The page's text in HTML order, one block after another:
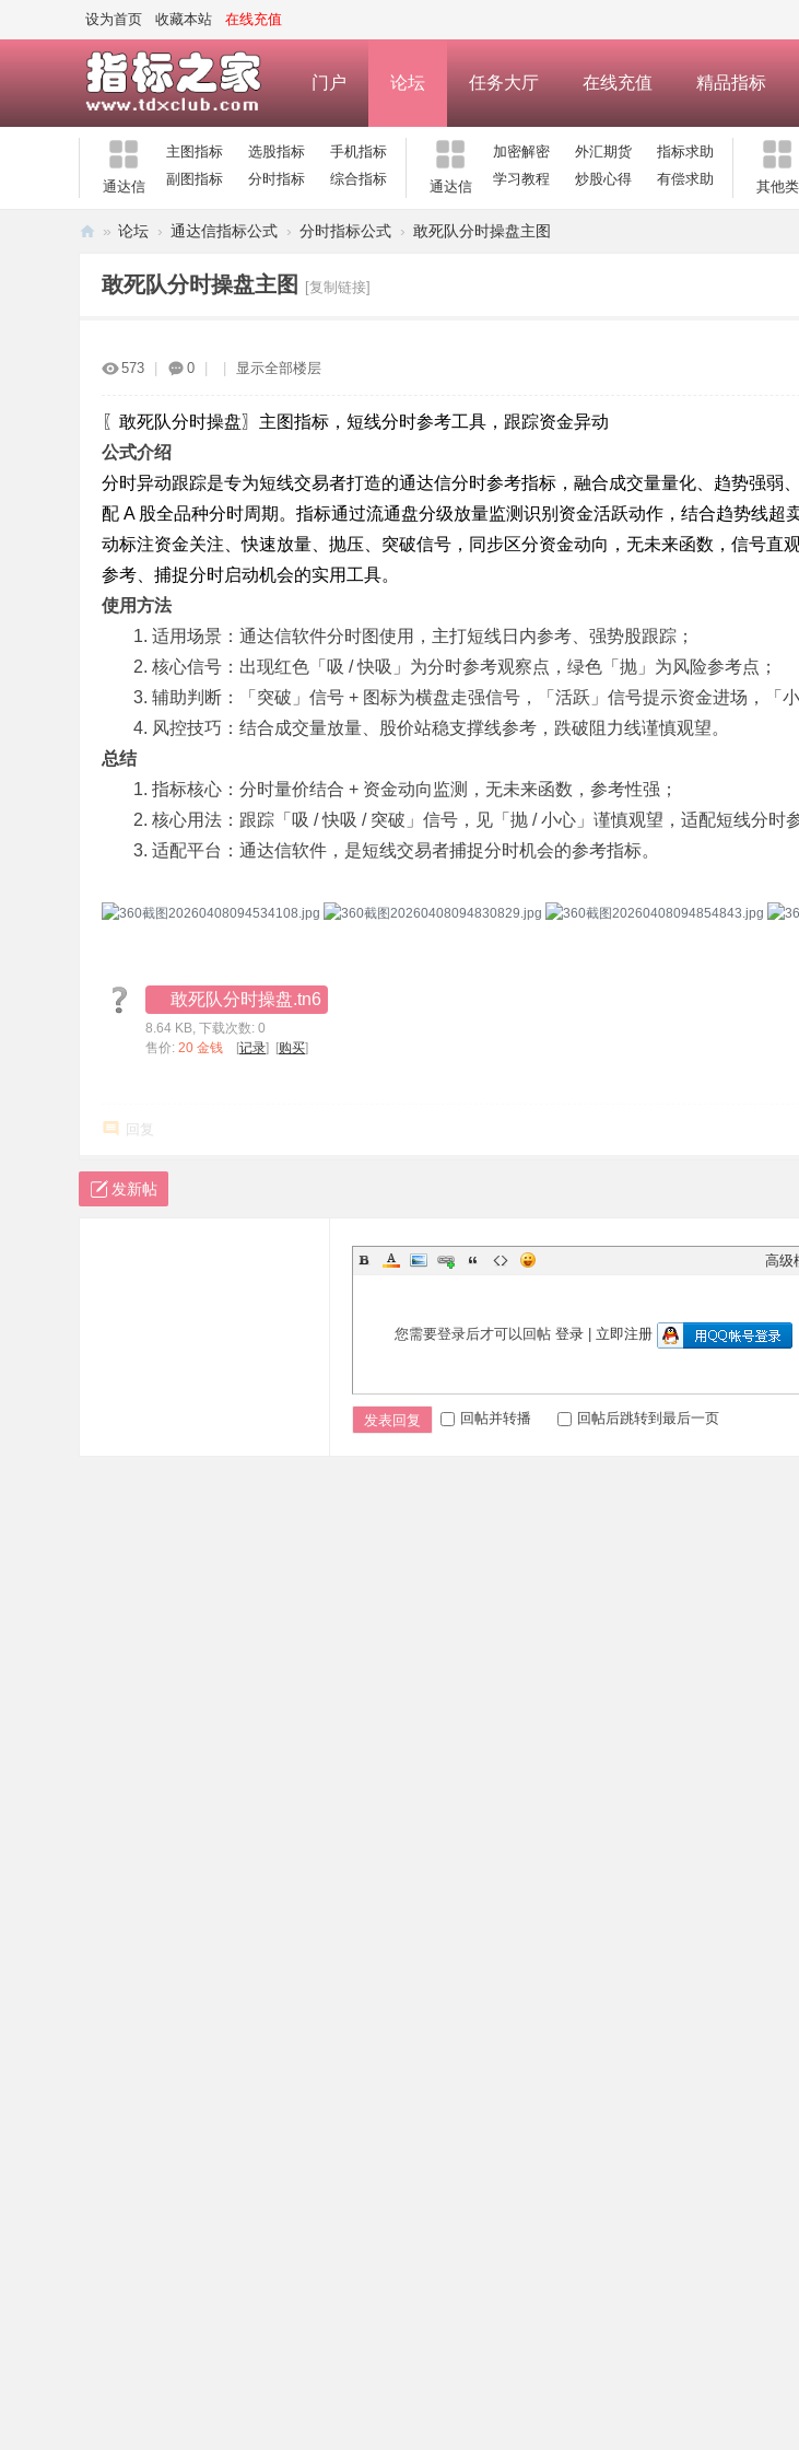
设为首页 收藏本站 在线充值
门户 论坛 任务大厅 在线充值 精品指标
通达信
主图指标 选股指标
手机指标
副图指标
分时指标 综合指标 通达信
加密解密 外汇期货
指标求助
学习教程
炒股心得 有偿求助 其他类
» 论坛 › 通达信指标公式 › 分时指标公式 › 敢死队分时操盘主图
敢死队分时操盘主图 [复制链接]
573 0 显示全部楼层
〖敢死队分时操盘〗主图指标，短线分时参考工具，跟踪资金异动
公式介绍
分时异动跟踪是专为短线交易者打造的通达信分时参考指标，融合成交量量化、趋势强弱
配 A 股全品种分时周期。指标通过流通盘分级放量监测识别资金活跃动作，结合趋势线超
动标注资金关注、快速放量、抛压、突破信号，同步区分资金动向，无未来函数，信号直
参考、捕捉分时启动机会的实用工具。
使用方法
适用场景：通达信软件分时图使用，主打短线日内参考、强势股跟踪；
核心信号：出现红色「吸 / 快吸」为分时参考观察点，绿色「抛」为风险参考点；
辅助判断：「突破」信号 + 图标为横盘走强信号，「活跃」信号提示资金进场，「
风控技巧：结合成交量放量、股价站稳支撑线参考，跌破阻力线谨慎观望。
总结
指标核心：分时量价结合 + 资金动向监测，无未来函数，参考性强；
核心用法：跟踪「吸 / 快吸 / 突破」信号，见「抛 / 小心」谨慎观望，适配短线分时
适配平台：通达信软件，是短线交易者捕捉分时机会的参考指标。
敢死队分时操盘.tn6
8.64 KB, 下载次数: 0
售价: 20 金钱 [记录] [购买]
回复
发新帖
高级
您需要登录后才可以回帖 登录| 立即注册
发表回复 回帖并转播 回帖后跳转到最后一页